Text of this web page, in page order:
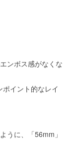
ンボス感がなくな
イント的なレイ
うに、「56mm」